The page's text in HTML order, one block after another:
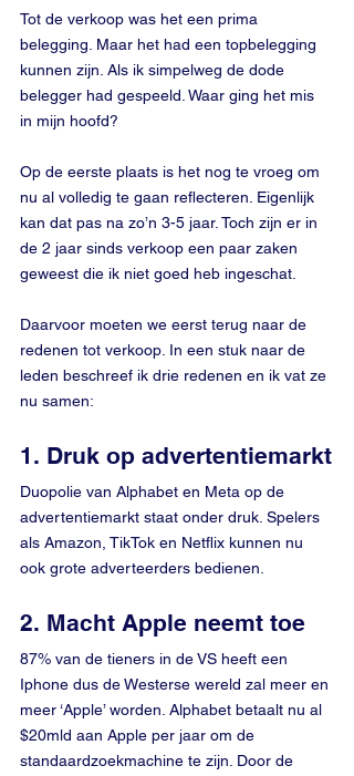
Tot de verkoop was het een prima
belegging. Maar het had een topbelegging
kunnen zijn. Als ik simpelweg de dode
belegger had gespeeld. Waar ging het mis
in mijn hoofd?
Op de eerste plaats is het nog te vroeg om
nu al volledig te gaan reflecteren. Eigenlijk
kan dat pas na zo’n 3-5 jaar. Toch zijn er in
de 2 jaar sinds verkoop een paar zaken
geweest die ik niet goed heb ingeschat.
Daarvoor moeten we eerst terug naar de
redenen tot verkoop. In een stuk naar de
leden beschreef ik drie redenen en ik vat ze
nu samen:
1. Druk op advertentiemarkt
Duopolie van Alphabet en Meta op de
advertentiemarkt staat onder druk. Spelers
als Amazon, TikTok en Netflix kunnen nu
ook grote adverteerders bedienen.
2. Macht Apple neemt toe
87% van de tieners in de VS heeft een
Iphone dus de Westerse wereld zal meer en
meer ‘Apple’ worden. Alphabet betaalt nu al
$20mld aan Apple per jaar om de
standaardzoekmachine te zijn. Door de